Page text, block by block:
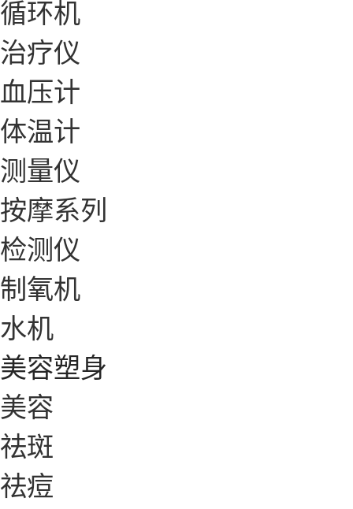
循环机
治疗仪
血压计
体温计
测量仪
按摩系列
检测仪
制氧机
水机
美容塑身
美容
祛斑
祛痘